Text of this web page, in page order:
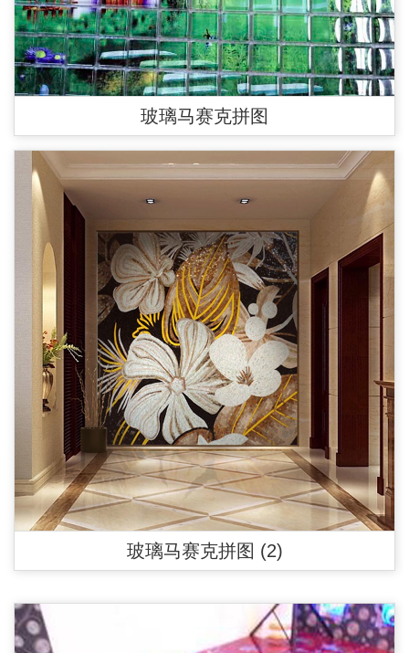
玻璃马赛克拼图
玻璃马赛克拼图 (2)